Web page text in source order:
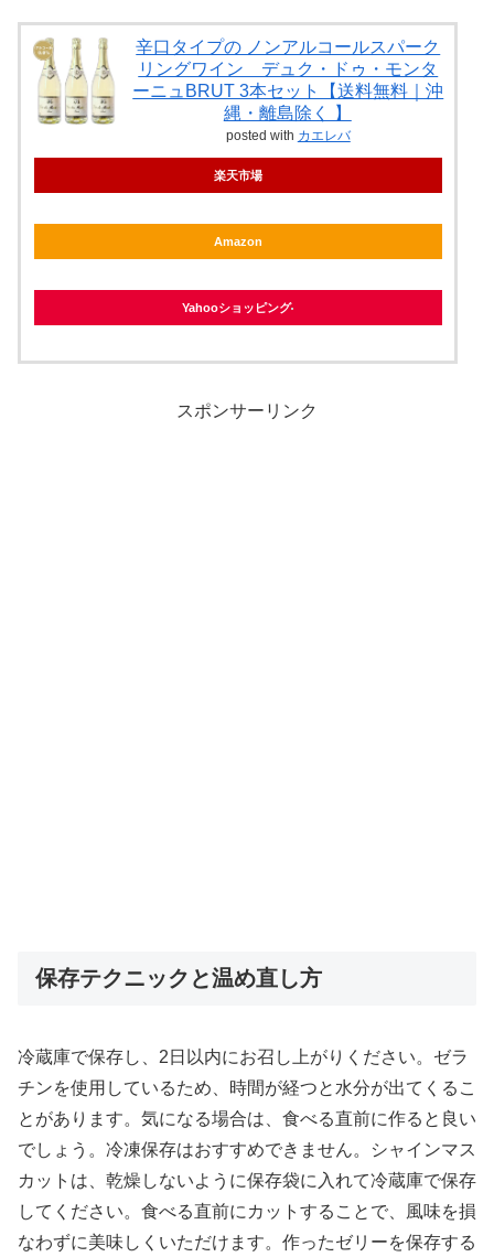
辛口タイプの ノンアルコールスパーク
リングワイン デュク・ドゥ・モンタ
ーニュBRUT 3本セット【送料無料｜沖
縄・離島除く 】
posted with カエレバ
楽天市場
Amazon
Yahooショッピング
スポンサーリンク
保存テクニックと温め直し方
冷蔵庫で保存し、2日以内にお召し上がりください。ゼラ
チンを使用しているため、時間が経つと水分が出てくるこ
とがあります。気になる場合は、食べる直前に作ると良い
でしょう。冷凍保存はおすすめできません。シャインマス
カットは、乾燥しないように保存袋に入れて冷蔵庫で保存
してください。食べる直前にカットすることで、風味を損
なわずに美味しくいただけます。作ったゼリーを保存する